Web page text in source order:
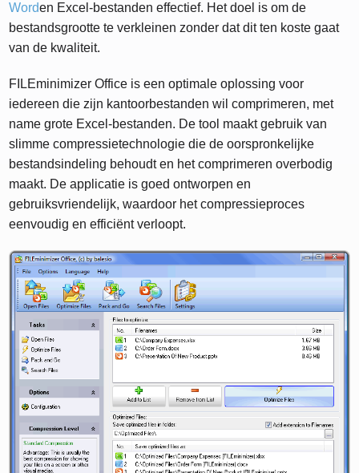
Worden Excel-bestanden effectief. Het doel is om de
bestandsgrootte te verkleinen zonder dat dit ten koste gaat
van de kwaliteit.
FILEminimizer Office is een optimale oplossing voor
iedereen die zijn kantoorbestanden wil comprimeren, met
name grote Excel-bestanden. De tool maakt gebruik van
slimme compressietechnologie die de oorspronkelijke
bestandsindeling behoudt en het comprimeren overbodig
maakt. De applicatie is goed ontworpen en
gebruiksvriendelijk, waardoor het compressieproces
eenvoudig en efficiënt verloopt.